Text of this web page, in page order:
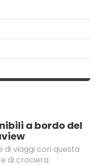
a bordo del
viaggi con questa
di crociera.